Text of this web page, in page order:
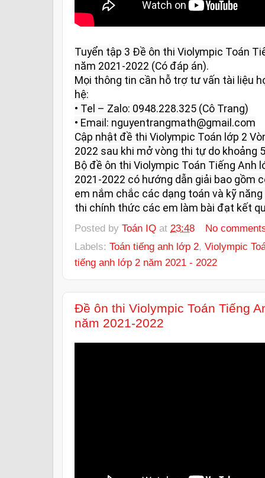
Tuyển tập 3 Đề ôn thi Violympic Toán
năm 2021-2022 (Có đáp án).
Mọi thông tin cần hỗ trợ tư vấn tài liệu
hệ:
• Tel – Zalo: 0948.228.325 (Cô Trang)
• Email: nguyentrangmath@gmail.com
Cập nhật đề thi Violympic Toán lớp 2
2022 sau khi mở vòng thi tự do khoảng
Bộ đề ôn thi Violympic Toán Tiếng Anh
2021-2022 có hướng dẫn giải bao gồm
em nắm chắc các dạng toán và kỹ
thi chính thức các em làm bài đạt kết
Posted by Toán IQ at 23:48
No
Labels: Toán tiếng anh lớp 2, Violympic
tiếng anh lớp 2 năm 2021 - 2022
Đề ôn thi Violympic Toán Tiếng
năm 2021-2022